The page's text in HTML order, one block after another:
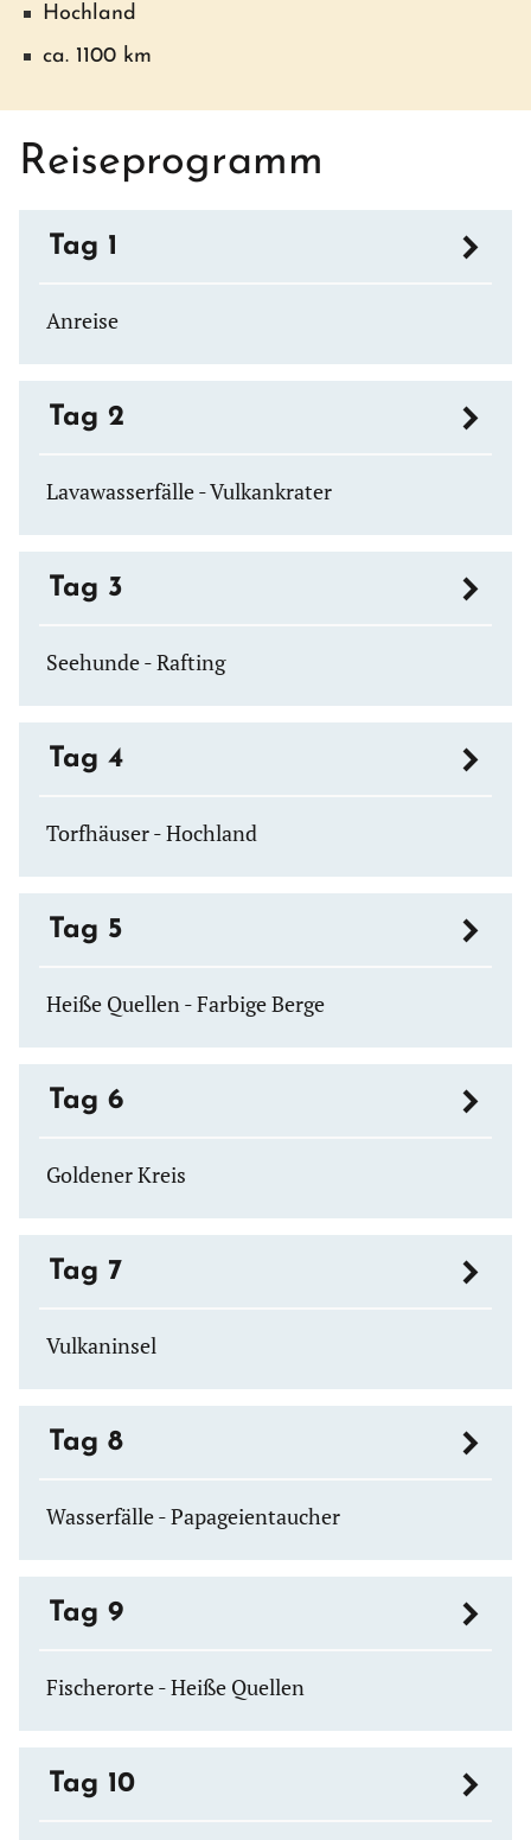
Hochland
ca. 1100 km
Reiseprogramm
Tag 1
Anreise
Tag 2
Lavawasserfälle - Vulkankrater
Tag 3
Seehunde - Rafting
Tag 4
Torfhäuser - Hochland
Tag 5
Heiße Quellen - Farbige Berge
Tag 6
Goldener Kreis
Tag 7
Vulkaninsel
Tag 8
Wasserfälle - Papageientaucher
Tag 9
Fischerorte - Heiße Quellen
Tag 10